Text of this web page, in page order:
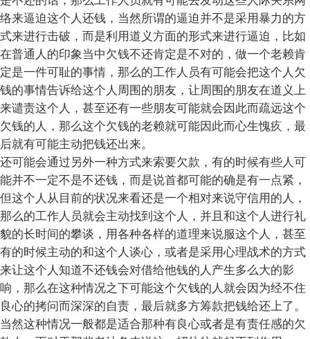
络来逼迫这个人还钱，当然所谓的逼迫并不是采用暴力的方
式来进行击破，而是利用道义方面的形式来进行逼迫，比如
在普通人的印象当中欠钱不还肯定是不对的，做一个老赖肯
定是一件可耻的事情，那么的工作人员有可能会把这个人欠
钱的事情告诉给这个人周围的朋友，让周围的朋友在道义上
来谴责这个人，甚至还有一些朋友可能就会因此而疏远这个
欠钱的人，那么这个欠钱的老赖就可能因此而心生愧疚，最
后就有可能主动把钱还出来。
还可能会通过另外一种方式来索要欠款，有的时候有些人可
能并不一定不是不还钱，而是说首都可能的确是有一点紧，
但这个人从目前的状况来看还是一个相对来说守信用的人，
那么的工作人员就会主动找到这个人，并且和这个人进行礼
貌的长时间的攀谈，用各种各样的道理来说服这个人，甚至
有的时候主动的和这个人谈心，或者是采用心理战术的方式
来让这个人知道不还钱会对借给他钱的人产生多么大的影
响，那么在这种情况之下可能这个欠钱的人就会因为经不住
良心的拷问而深深的自责，最后就多方筹款把钱给还上了。
当然这种情况一般都是适合那种有良心或者是有责任感的欠